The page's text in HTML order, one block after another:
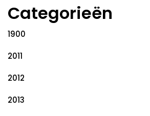
Categorieën
1900
2011
2012
2013